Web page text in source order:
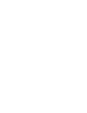
船不能正常游
不退费（如遇
无费用可退，
银饰、牛角
品导游义务介
择，旅行社不接
女献花】等景
笔锋】的雄秀
神工。
电梯单程)《阿
山，抵达潘多
拍摄地——【哈
群山漂浮、星罗
兵聚会】、闯